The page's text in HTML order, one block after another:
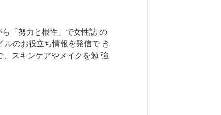
「努力と根性」で女性誌 の
のお役立ち情報を発信で き
スキンケアやメイクを勉 強